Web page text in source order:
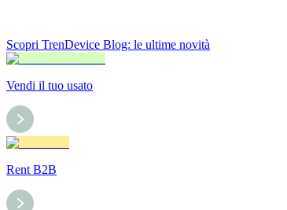
Scopri TrenDevice Blog: le ultime novità
Vendi il tuo usato
Rent B2B